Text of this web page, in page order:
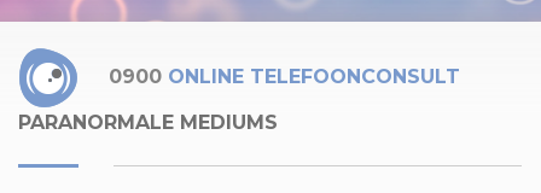
0900 ONLINE TELEFOONCONSULT
PARANORMALE MEDIUMS